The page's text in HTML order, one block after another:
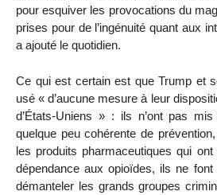
pour esquiver les provocations du
prises pour de l’ingénuité quant aux
a ajouté le quotidien.
Ce qui est certain est que Trump et
usé « d’aucune mesure à leur
d’États-Uniens » : ils n’ont pas
quelque peu cohérente de
les produits pharmaceutiques qui ont
dépendance aux opioïdes, ils ne
démanteler les grands groupes